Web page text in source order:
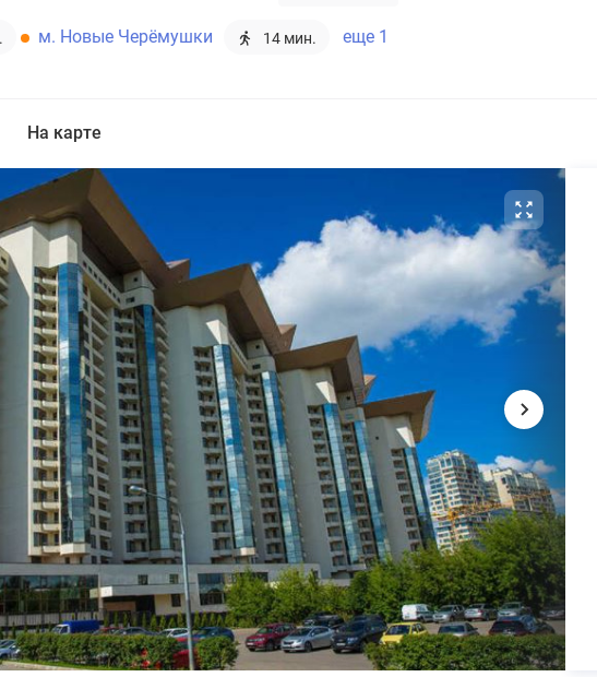
м. Новые Черёмушки 14 мин. еще 1
На карте